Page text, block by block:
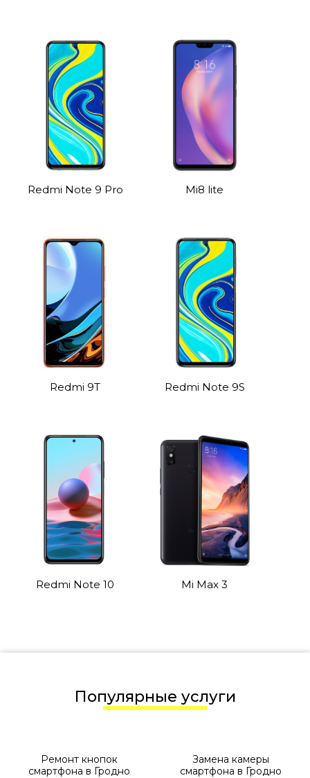
Redmi Note 9 Pro Mi8 lite
Redmi 9T Redmi Note 9S
Redmi Note 10 Mi Max 3
Популярные услуги
Ремонт кнопок
смартфона в Гродно
Замена камеры
смартфона в Гродно